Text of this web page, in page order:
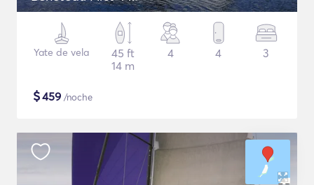
Yate de vela
45 ft
14 m
4 4 3
$459 /noche